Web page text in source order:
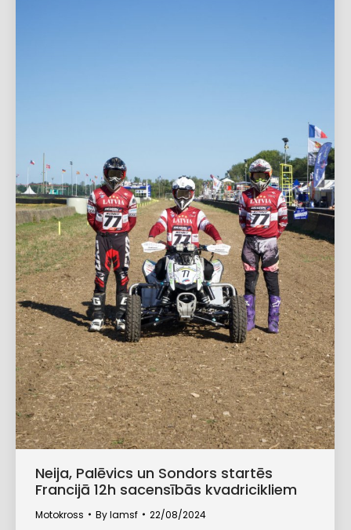
Neija, Palēvics un Sondors startēs
Francijā 12h sacensībās kvadricikliem
Motokross Bylamsf 22/08/2024